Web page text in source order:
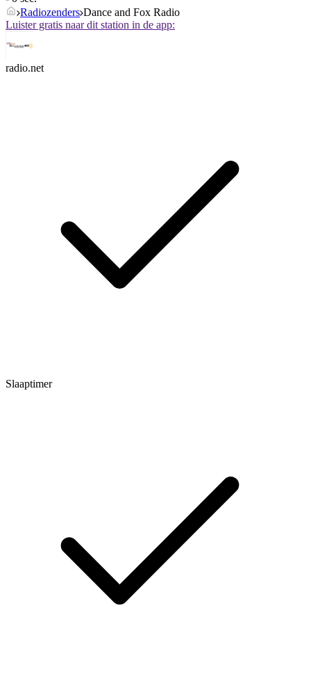
Radiozenders Dance and Fox Radio
Luister gratis naar dit station in de app:
radio.net
Slaaptimer